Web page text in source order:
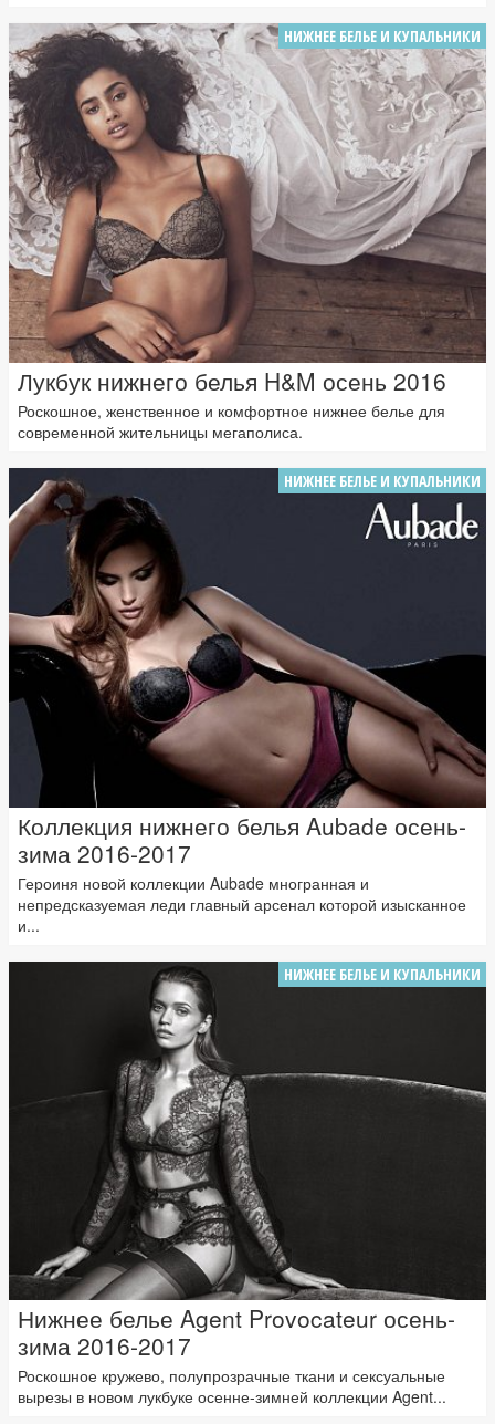
НИЖНЕЕ БЕЛЬЕ И КУПАЛЬНИКИ
Лукбук нижнего белья H&M осень 2016
Роскошное, женственное и комфортное нижнее белье для
современной жительницы мегаполиса.
НИЖНЕЕ БЕЛЬЕ И КУПАЛЬНИКИ
Коллекция нижнего белья Aubade осень-
зима 2016-2017
Героиня новой коллекции Aubade многранная и
непредсказуемая леди главный арсенал которой изысканное
и...
НИЖНЕЕ БЕЛЬЕ И КУПАЛЬНИКИ
Нижнее белье Agent Provocateur осень-
зима 2016-2017
Роскошное кружево, полупрозрачные ткани и сексуальные
вырезы в новом лукбуке осенне-зимней коллекции Agent...